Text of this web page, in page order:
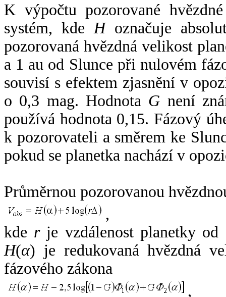
K výpočtu pozorované
systém, kde Hoznačuje
pozorovaná hvězdná velikost
a 1 au od Slunce při nulovém
souvisí s efektem zjasnění v
o 0,3 mag. Hodnota G není
používá hodnota 0,15. Fázový
k pozorovateli a směrem ke
pokud se planetka nachází v
Průměrnou pozorovanou
,
kde rje vzdálenost planetky od
H(α) je redukovaná hvězdná
fázového zákona
,